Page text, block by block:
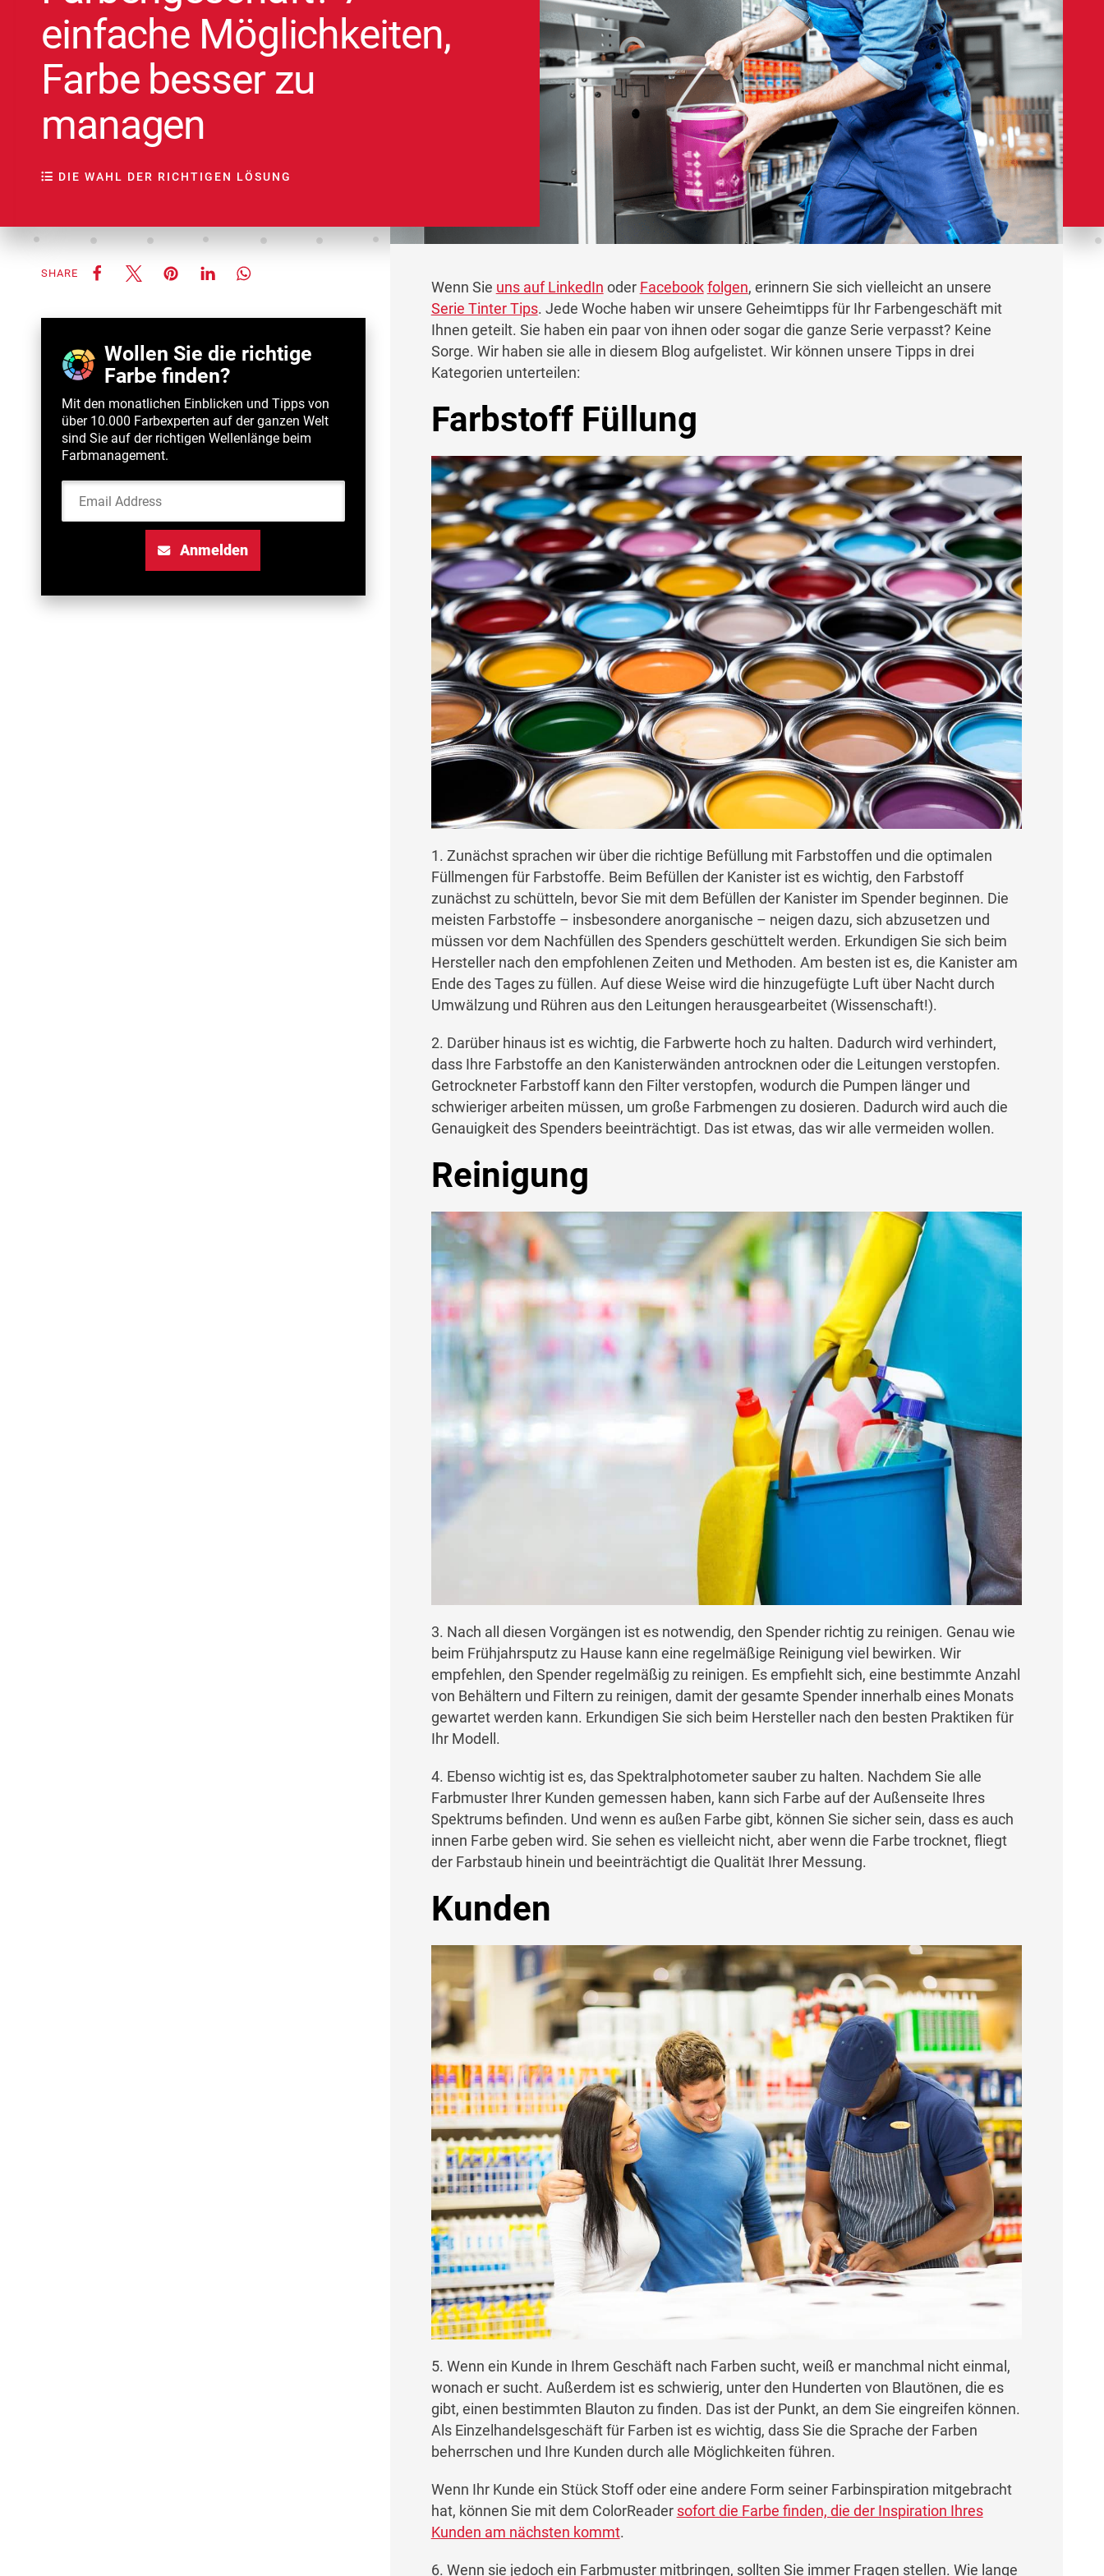
einfache Möglichkeiten,
Farbe besser zu
managen
DIE WAHL DER RICHTIGEN LÖSUNG
SHARE
Wollen Sie die richtige
Farbe finden?
Mit den monatlichen Einblicken und Tipps von
über 10.000 Farbexperten auf der ganzen Welt
sind Sie auf der richtigen Wellenlänge beim
Farbmanagement.
Email Address
Anmelden
Wenn Sie uns auf LinkedIn oder Facebook folgen, erinnern Sie sich vielleicht an unsere
Serie Tinter Tips. Jede Woche haben wir unsere Geheimtipps für Ihr Farbengeschäft mit
Ihnen geteilt. Sie haben ein paar von ihnen oder sogar die ganze Serie verpasst? Keine
Sorge. Wir haben sie alle in diesem Blog aufgelistet. Wir können unsere Tipps in drei
Kategorien unterteilen:
Farbstoff Füllung
1. Zunächst sprachen wir über die richtige Befüllung mit Farbstoffen und die optimalen
Füllmengen für Farbstoffe. Beim Befüllen der Kanister ist es wichtig, den Farbstoff
zunächst zu schütteln, bevor Sie mit dem Befüllen der Kanister im Spender beginnen. Die
meisten Farbstoffe – insbesondere anorganische – neigen dazu, sich abzusetzen und
müssen vor dem Nachfüllen des Spenders geschüttelt werden. Erkundigen Sie sich beim
Hersteller nach den empfohlenen Zeiten und Methoden. Am besten ist es, die Kanister am
Ende des Tages zu füllen. Auf diese Weise wird die hinzugefügte Luft über Nacht durch
Umwälzung und Rühren aus den Leitungen herausgearbeitet (Wissenschaft!).
2. Darüber hinaus ist es wichtig, die Farbwerte hoch zu halten. Dadurch wird verhindert,
dass Ihre Farbstoffe an den Kanisterwänden antrocknen oder die Leitungen verstopfen.
Getrockneter Farbstoff kann den Filter verstopfen, wodurch die Pumpen länger und
schwieriger arbeiten müssen, um große Farbmengen zu dosieren. Dadurch wird auch die
Genauigkeit des Spenders beeinträchtigt. Das ist etwas, das wir alle vermeiden wollen.
Reinigung
3. Nach all diesen Vorgängen ist es notwendig, den Spender richtig zu reinigen. Genau wie
beim Frühjahrsputz zu Hause kann eine regelmäßige Reinigung viel bewirken. Wir
empfehlen, den Spender regelmäßig zu reinigen. Es empfiehlt sich, eine bestimmte Anzahl
von Behältern und Filtern zu reinigen, damit der gesamte Spender innerhalb eines Monats
gewartet werden kann. Erkundigen Sie sich beim Hersteller nach den besten Praktiken für
Ihr Modell.
4. Ebenso wichtig ist es, das Spektralphotometer sauber zu halten. Nachdem Sie alle
Farbmuster Ihrer Kunden gemessen haben, kann sich Farbe auf der Außenseite Ihres
Spektrums befinden. Und wenn es außen Farbe gibt, können Sie sicher sein, dass es auch
innen Farbe geben wird. Sie sehen es vielleicht nicht, aber wenn die Farbe trocknet, fliegt
der Farbstaub hinein und beeinträchtigt die Qualität Ihrer Messung.
Kunden
5. Wenn ein Kunde in Ihrem Geschäft nach Farben sucht, weiß er manchmal nicht einmal,
wonach er sucht. Außerdem ist es schwierig, unter den Hunderten von Blautönen, die es
gibt, einen bestimmten Blauton zu finden. Das ist der Punkt, an dem Sie eingreifen können.
Als Einzelhandelsgeschäft für Farben ist es wichtig, dass Sie die Sprache der Farben
beherrschen und Ihre Kunden durch alle Möglichkeiten führen.
Wenn Ihr Kunde ein Stück Stoff oder eine andere Form seiner Farbinspiration mitgebracht
hat, können Sie mit dem ColorReader sofort die Farbe finden, die der Inspiration Ihres
Kunden am nächsten kommt.
6. Wenn sie jedoch ein Farbmuster mitbringen, sollten Sie immer Fragen stellen. Wie lange